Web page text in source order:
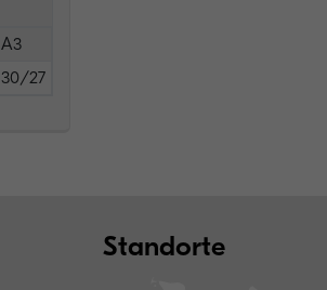
A3
30/27
Standorte